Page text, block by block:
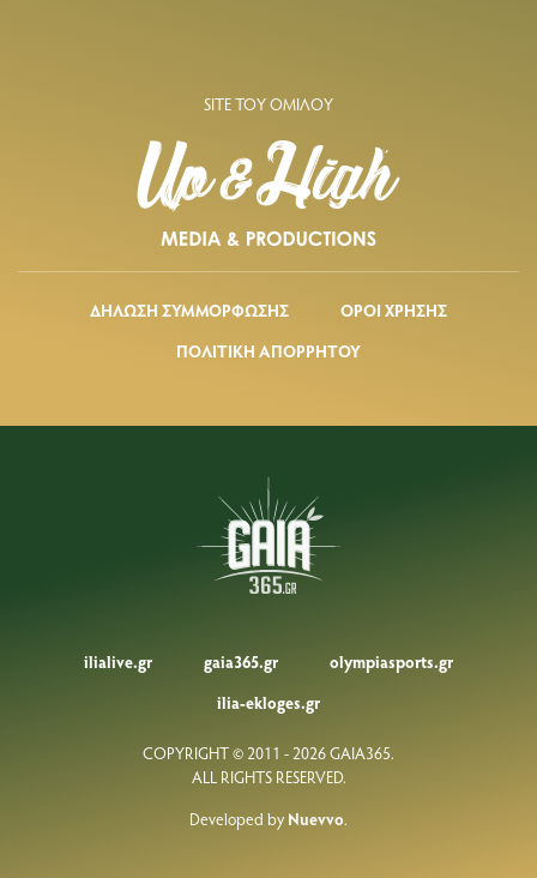
SITE ΤΟΥ ΟΜΙΛΟΥ
ΔΗΛΩΣΗ ΣΥΜΜΟΡΦΩΣΗΣ
ΟΡΟΙ ΧΡΗΣΗΣ
ΠΟΛΙΤΙΚΗ ΑΠΟΡΡΗΤΟΥ
ilialive.gr gaia365.gr
olympiasports.gr
ilia-ekloges.gr
COPYRIGHT © 2011 - 2026 GAIA365.
ALL RIGHTS RESERVED.
Developed by Nuevvo.